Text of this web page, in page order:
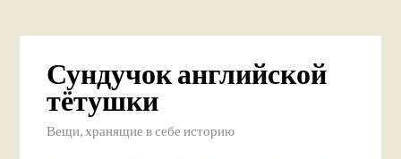
Сундучок английской
тётушки
Вещи, хранящие в себе историю